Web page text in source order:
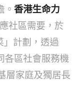
香港生命力
社區需要，於
計劃，透過
各區社會服務機
層家庭及獨居長